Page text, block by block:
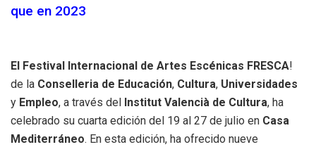
que en 2023
El Festival Internacional de Artes Escénicas FRESCA!
de la Conselleria de Educación, Cultura, Universidades
y Empleo, a través del Institut Valencià de Cultura, ha
celebrado su cuarta edición del 19 al 27 de julio en Casa
Mediterráneo. En esta edición, ha ofrecido nueve